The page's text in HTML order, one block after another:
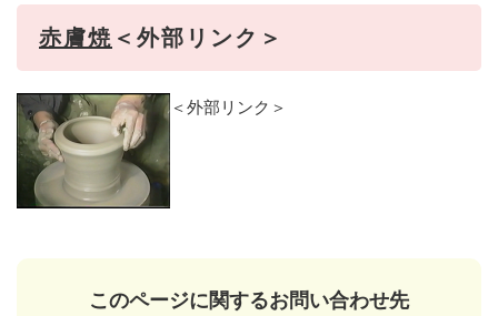
赤膚焼 ＜外部リンク＞
＜外部リンク＞
このページに関するお問い合わせ先